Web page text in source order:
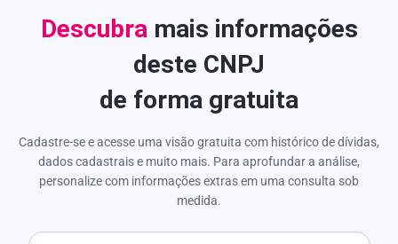
Descubramais informações
deste CNPJ
de forma gratuita
Cadastre-se e acesse uma visão gratuita com histórico de dívidas,
dados cadastrais e muito mais. Para aprofundar a análise,
personalize com informações extras em uma consulta sob
medida.